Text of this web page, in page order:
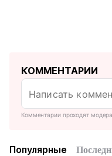
КОММЕНТАРИИ
Комментарии проходят
Популярные